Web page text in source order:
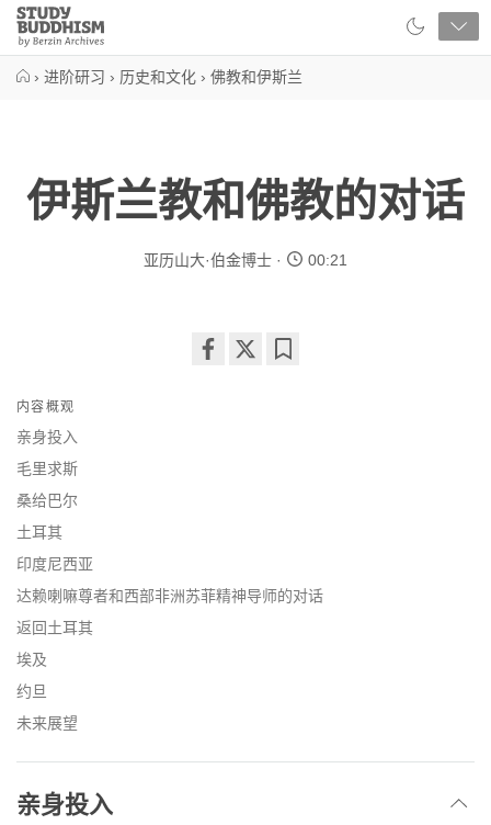
Close
Study
Buddhism
› 进阶研习 › 历史和文化 › 佛教和伊斯兰
伊斯兰教和佛教的对话
亚历山大·伯金博士 00:21
内容概观
亲身投入
毛里求斯
桑给巴尔
土耳其
印度尼西亚
达赖喇嘛尊者和西部非洲苏菲精神导师的对话
返回土耳其
埃及
约旦
未来展望
亲身投入